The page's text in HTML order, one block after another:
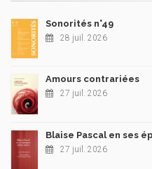
Sonorités n°49
28 juil. 2026
Amours contrariées
27 juil. 2026
Blaise Pascal en ses
27 juil. 2026